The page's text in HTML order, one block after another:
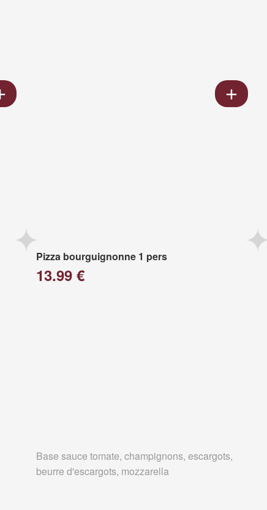
Pizza bourguignonne 1 pers
13.99 €
Base sauce tomate, champignons, escargots,
beurre d'escargots, mozzarella